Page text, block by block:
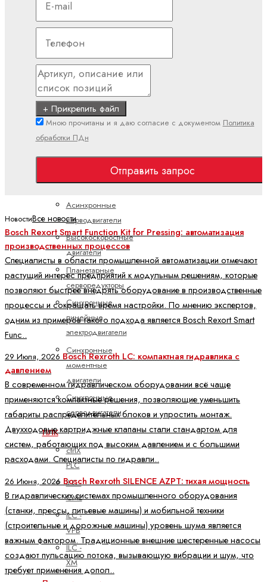
(IP20)
S67E
(IP65/IP67)
Полевая
линия
(IP67)
Поточный
(IP20)
Двигатели и
редукторы
DRIVE
Асинхронные
серводвигатели
Высокоскоростные
двигатели
Планетарные
серворедукторы
Синхронные
линейные
электродвигатели
Синхронные
моментные
двигатели
Синхронные
серводвигатели
ПЛК
ctrlX
PLC
ILC -
CML
ILC -
VPB
ILC -
XM
+ Прикрепить файл
Мною прочитаны и я даю согласие с документом Политика
обработки ПДн
Отправить запрос
НовостиВсе новости
Bosch Rexort Smart Function Kit for Pressing: автоматизация
производственных процессов
Специалисты в области промышленной автоматизации отмечают
растущий интерес предприятий к модульным решениям, которые
позволяют быстрее внедрять оборудование в производственные
процессы и сокращать время настройки. По мнению экспертов,
одним из примеров такого подхода является Bosch Rexort Smart
Func..
29 Июля, 2026 Bosch Rexroth LC: компактная гидравлика с
давлением
В современном гидравлическом оборудовании всё чаще
применяются компактные решения, позволяющие уменьшить
габариты распределительных блоков и упростить монтаж.
Двухходовые картриджные клапаны стали стандартом для
систем, работающих под высоким давлением и с большими
расходами. Специалисты по гидравли..
26 Июня, 2026 Bosch Rexroth SILENCE AZPT: тихая мощность
В гидравлических системах промышленного оборудования
(станки, прессы, литьевые машины) и мобильной техники
(строительные и дорожные машины) уровень шума является
важным фактором. Традиционные внешние шестеренные насосы
создают пульсацию потока, вызывающую вибрации и шум, что
требует применения допол..